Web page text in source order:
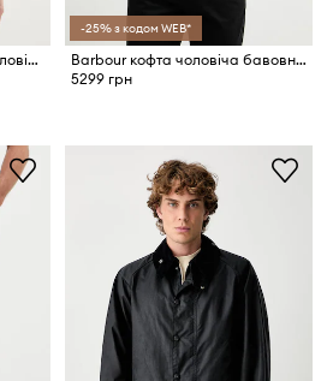
Barbour футболка basic чоловіча бавовняна Camber
-25% з кодом WEB*
Barbour кофта чоловіча бавовняна
5299 грн